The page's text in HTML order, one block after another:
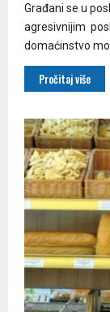
Građani se u
agresivnijim
domaćinstvo
Pročitaj više